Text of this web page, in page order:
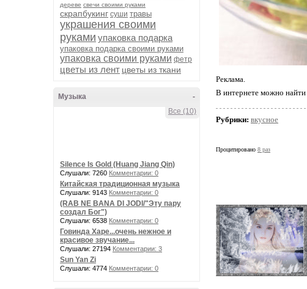
дереве свечи своими руками
скрапбукинг суши травы
украшения своими
руками упаковка подарка
упаковка подарка своими руками
упаковка своими руками фетр
цветы из лент цветы из ткани
-
Музыка
Все (10)
Silence Is Gold (Huang Jiang Qin)
Слушали: 7260 Комментарии: 0
Китайская традиционная музыка
Слушали: 9143 Комментарии: 0
(RAB NE BANA DI JODI/"Эту пару
создал Бог")
Слушали: 6538 Комментарии: 0
Говинда Харе...очень нежное и
красивое звучание...
Слушали: 27194 Комментарии: 3
Sun Yan Zi
Слушали: 4774 Комментарии: 0
Реклама.
В интернете можно найти
Рубрики: вкусное
Процитировано 8 раз